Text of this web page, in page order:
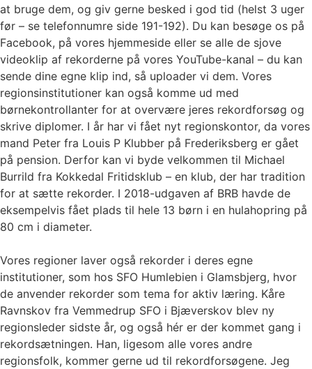
at bruge dem, og giv gerne besked i god tid (helst 3 uger
før – se telefonnumre side 191-192). Du kan besøge os på
Facebook, på vores hjemmeside eller se alle de sjove
videoklip af rekorderne på vores YouTube-kanal – du kan
sende dine egne klip ind, så uploader vi dem. Vores
regionsinstitutioner kan også komme ud med
børnekontrollanter for at overvære jeres rekordforsøg og
skrive diplomer. I år har vi fået nyt regionskontor, da vores
mand Peter fra Louis P Klubber på Frederiksberg er gået
på pension. Derfor kan vi byde velkommen til Michael
Burrild fra Kokkedal Fritidsklub – en klub, der har tradition
for at sætte rekorder. I 2018-udgaven af BRB havde de
eksempelvis fået plads til hele 13 børn i en hulahopring på
80 cm i diameter.
Vores regioner laver også rekorder i deres egne
institutioner, som hos SFO Humlebien i Glamsbjerg, hvor
de anvender rekorder som tema for aktiv læring. Kåre
Ravnskov fra Vemmedrup SFO i Bjæverskov blev ny
regionsleder sidste år, og også hér er der kommet gang i
rekordsætningen. Han, ligesom alle vores andre
regionsfolk, kommer gerne ud til rekordforsøgene. Jeg